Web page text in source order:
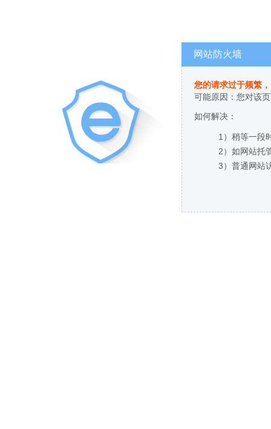
网站防火墙
您的请求过于频繁
可能原因：您对该
如何解决：
1）稍等一段
2）如网站托
3）普通网站